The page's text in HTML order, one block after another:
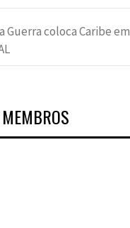
Guerra coloca Caribe em